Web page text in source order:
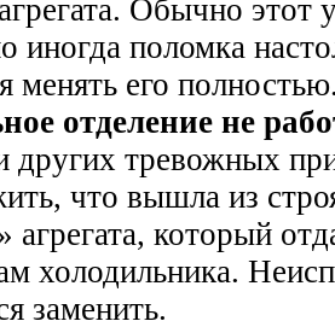
Обычно этот
иногда поломка
менять его
отделение не
других тревожных
что вышла из
агрегата, который
холодильника.
заменить.